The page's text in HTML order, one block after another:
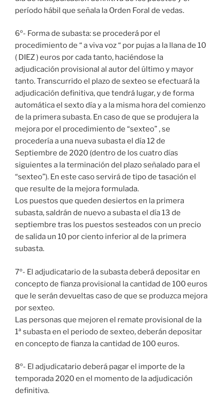
período hábil que señala la Orden Foral de vedas.
6º- Forma de subasta: se procederá por el
procedimiento de “ a viva voz “ por pujas a la llana de 10
( DIEZ ) euros por cada tanto, haciéndose la
adjudicación provisional al autor del último y mayor
tanto. Transcurrido el plazo de sexteo se efectuará la
adjudicación definitiva, que tendrá lugar, y de forma
automática el sexto día y a la misma hora del comienzo
de la primera subasta. En caso de que se produjera la
mejora por el procedimiento de “sexteo” , se
procedería a una nueva subasta el día 12 de
Septiembre de 2020 (dentro de los cuatro días
siguientes a la terminación del plazo señalado para el
“sexteo”). En este caso servirá de tipo de tasación el
que resulte de la mejora formulada.
Los puestos que queden desiertos en la primera
subasta, saldrán de nuevo a subasta el día 13 de
septiembre tras los puestos sesteados con un precio
de salida un 10 por ciento inferior al de la primera
subasta.
7º- El adjudicatario de la subasta deberá depositar en
concepto de fianza provisional la cantidad de 100 euros
que le serán devueltas caso de que se produzca mejora
por sexteo.
Las personas que mejoren el remate provisional de la
1ª subasta en el periodo de sexteo, deberán depositar
en concepto de fianza la cantidad de 100 euros.
8º- El adjudicatario deberá pagar el importe de la
temporada 2020 en el momento de la adjudicación
definitiva.